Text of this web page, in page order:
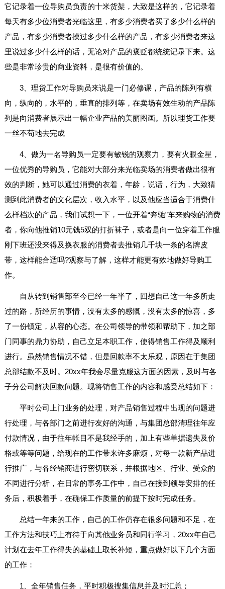
它记录着一位导购员负责的十米货架，大致是这样的，它记录着
每天有多少位消费者光临这里，有多少消费者买了多少什么样的
产品，有多少消费者摸过多少什么样的产品，有多少消费者来这
里说过多少什么样的话，无论对产品的褒贬都统统记录下来。这
些是非常珍贵的商业资料，是很有价值的。
3、理货工作对导购员来说是一门必修课，产品的陈列有横
向，纵向的，水平的，垂直的排列等，在卖场有效生动的产品陈
列是向消费者展示出一幅企业产品的美丽图画。所以理货工作要
一丝不苟地去完成
4、做为一名导购员一定要有敏锐的观察力，要有火眼金星，
一位优秀的导购员，它能对大部分来光临卖场的消费者做出很有
效的判断，她可以通过消费的衣着，年龄，说话，行为，大致猜
测到此消费者的文化层次，收入水平，以及他应当适合于消费什
么样档次的产品，我们试想一下，一位开着“奔驰”车来购物的消费
者，你向他推销10元钱5双的打折袜子，或者是向一位穿着工作服
刚下班还没来得及换衣服的消费者去推销几千块一条的名牌皮
带，这样能合适吗?观察与了解，这样才能更有效地做好导购工
作。
自从转到销售部至今已经一年半了，回想自己这一年多所走
过的路，所经历的事情，没有太多的感慨，没有太多的惊喜，多
了一份镇定，从容的心态。在公司领导的带领和帮助下，加之部
门同事的鼎力协助，自己立足本职工作，使得销售工作得及顺利
进行。虽然销售情况不错，但是回款率不太乐观，原因在于集团
总部结款不及时。20xx年我会尽量克服这方面的因素，及时与各
子分公司解决回款问题。现将销售工作的内容和感受总结如下：
平时公司上门业务的处理，对产品销售过程中出现的问题进
行处理，与各部门之前进行友好的沟通，与集团总部清理往年应
付款情况，由于往年帐目不是我经手的，加上有些单据遗失及价
格或等等问题，给现在的工作带来许多麻烦，对每一款新产品进
行推广，与各经销商进行密切联系，并根据地区、行业、受众的
不同进行分析，在日常的事务工作中，自己在接到领导安排的任
务后，积极着手，在确保工作质量的前提下按时完成任务。
总结一年来的工作，自己的工作仍存在很多问题和不足，在
工作方法和技巧上有待于向其他业务员和同行学习，20xx年自己
计划在去年工作得失的基础上取长补短，重点做好以下几个方面
的工作：
1、全年销售任务，平时积极搜集信息并及时汇总；